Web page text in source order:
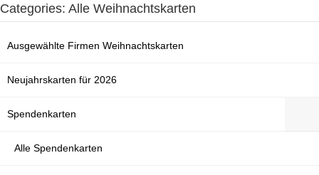
Categories: Alle Weihnachtskarten
Ausgewählte Firmen Weihnachtskarten
Neujahrskarten für 2026
Spendenkarten
Alle Spendenkarten